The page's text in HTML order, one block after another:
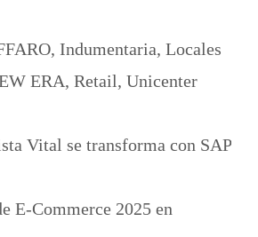
, Indumentaria, Locales
ERA, Retail, Unicenter
Vital se transforma con SAP
E-Commerce 2025 en